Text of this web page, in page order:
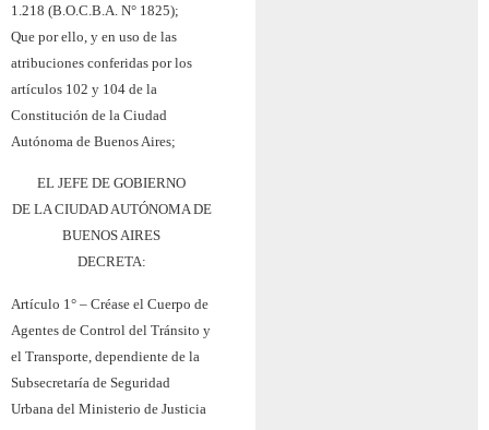
1.218 (B.O.C.B.A. N° 1825);
Que por ello, y en uso de las
atribuciones conferidas por los
artículos 102 y 104 de la
Constitución de la Ciudad
Autónoma de Buenos Aires;
EL JEFE DE GOBIERNO
DE LA CIUDAD AUTÓNOMA DE
BUENOS AIRES
DECRETA:
Artículo 1° – Créase el Cuerpo de
Agentes de Control del Tránsito y
el Transporte, dependiente de la
Subsecretaría de Seguridad
Urbana del Ministerio de Justicia